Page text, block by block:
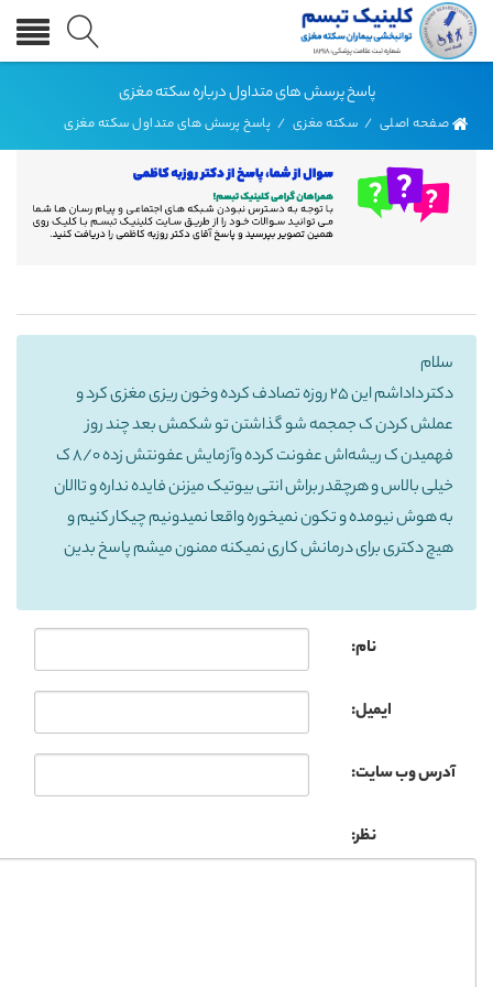
پاسخ پرسش های متداول درباره سکته مغزی
صفحه اصلی / سکته مغزی / پاسخ پرسش های متداول سکته مغزی
سلام
دکتر داداشم این ۲۵ روزه تصادف کرده وخون ریزی مغزی کرد و
عملش کردن ک جمجمه شو گذاشتن تو شکمش بعد چند روز
فهمیدن ک ریشه‌اش عفونت کرده وآزمایش عفونتش زده ۸/۰ ک
خیلی بالاس و هرچقدر براش انتی بیوتیک میزنن فایده نداره و تاالان
به هوش نیومده و تکون نمیخوره واقعا نمیدونیم چیکار کنیم و
هیچ دکتری برای درمانش کاری نمیکنه ممنون میشم پاسخ بدین
نام:
ایمیل:
آدرس وب سایت:
نظر: